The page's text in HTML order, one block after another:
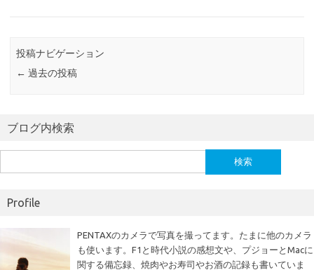
投稿ナビゲーション
← 過去の投稿
ブログ内検索
索:
Profile
PENTAXのカメラで写真を撮ってます。たまに他のカメラ
も使います。F1と時代小説の感想文や、プジョーとMacに
関する備忘録、焼肉やお寿司やお酒の記録も書いていま